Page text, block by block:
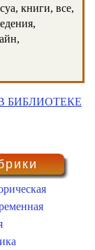
книги, все,
БИБЛИОТЕКЕ